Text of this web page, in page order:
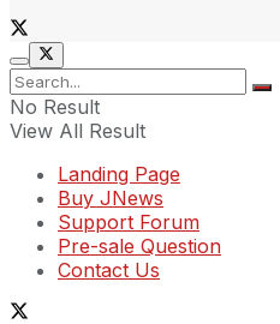
No Result
View All Result
Landing Page
Buy JNews
Support Forum
Pre-sale Question
Contact Us